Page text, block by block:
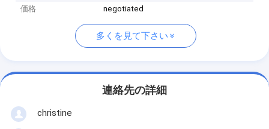
価格
negotiated
多くを見て下さい
連絡先の詳細
christine